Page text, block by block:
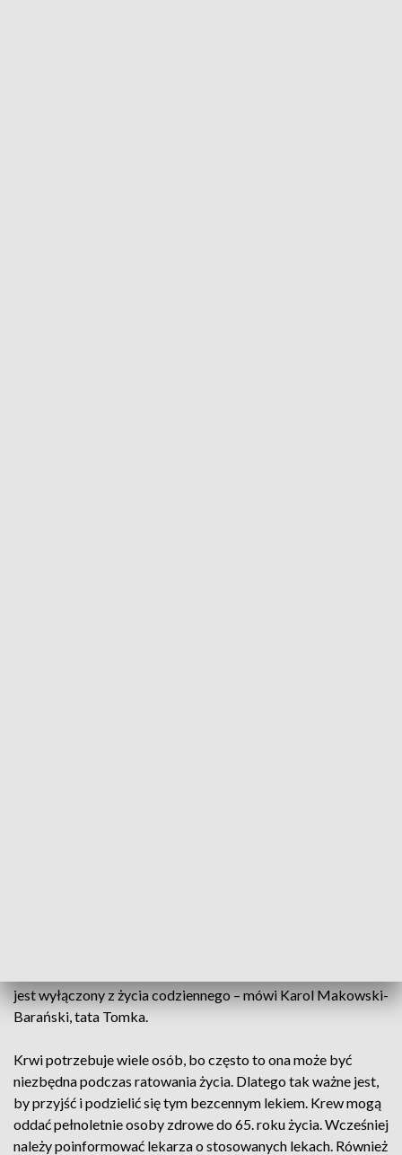
jest wyłączony z życia codziennego – mówi Karol Makowski-
Barański, tata Tomka.
Krwi potrzebuje wiele osób, bo często to ona może być
niezbędna podczas ratowania życia. Dlatego tak ważne jest,
by przyjść i podzielić się tym bezcennym lekiem. Krew mogą
oddać pełnoletnie osoby zdrowe do 65. roku życia. Wcześniej
należy poinformować lekarza o stosowanych lekach. Również